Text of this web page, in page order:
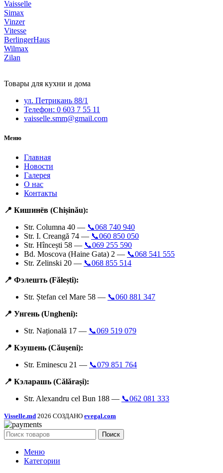
Vaisselle
Simax
Vinzer
Vitesse
BerlingerHaus
Wilmax
Zilan
Товары для кухни и дома
ул. Петрикань 88/1
Телефон: 0 603 7 55 11
vaisselle.smm@gmail.com
Меню
Главная
Новости
Галерея
О нас
Контакты
📍 Кишинёв (Chișinău):
Str. Columna 40 — 📞068 740 940
Str. I. Creangă 74 — 📞060 850 050
Str. Hîncești 58 — 📞069 255 590
Bd. Moscova (Haine Gata) 2 — 📞068 541 555
Str. Zelinski 20 — 📞068 855 514
📍 Фэлешть (Fălești):
Str. Ștefan cel Mare 58 — 📞060 881 347
📍 Унгень (Ungheni):
Str. Națională 17 — 📞069 519 079
📍 Кэушень (Căușeni):
Str. Eminescu 21 — 📞079 851 764
📍 Кэларашь (Călărași):
Str. Alexandru cel Bun 188 — 📞062 081 333
Visselle.md 2026 СОЗДАНО evegal.com
Поиск
Меню
Категории